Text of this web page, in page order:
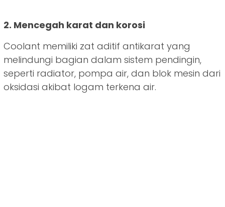
2. Mencegah karat dan korosi
Coolant memiliki zat aditif antikarat yang
melindungi bagian dalam sistem pendingin,
seperti radiator, pompa air, dan blok mesin dari
oksidasi akibat logam terkena air.